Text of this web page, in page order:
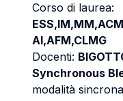
Corso di laurea:
AI,AFM,CLMG
Docenti:
Synchronous
modalità